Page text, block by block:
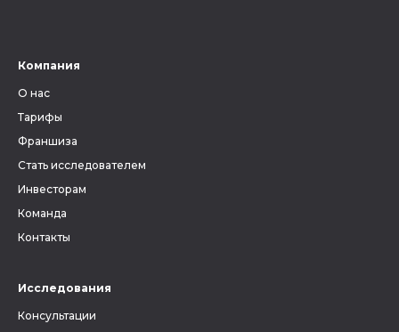
Компания
О нас
Тарифы
Франшиза
Стать исследователем
Инвесторам
Команда
Контакты
Исследования
Консультации